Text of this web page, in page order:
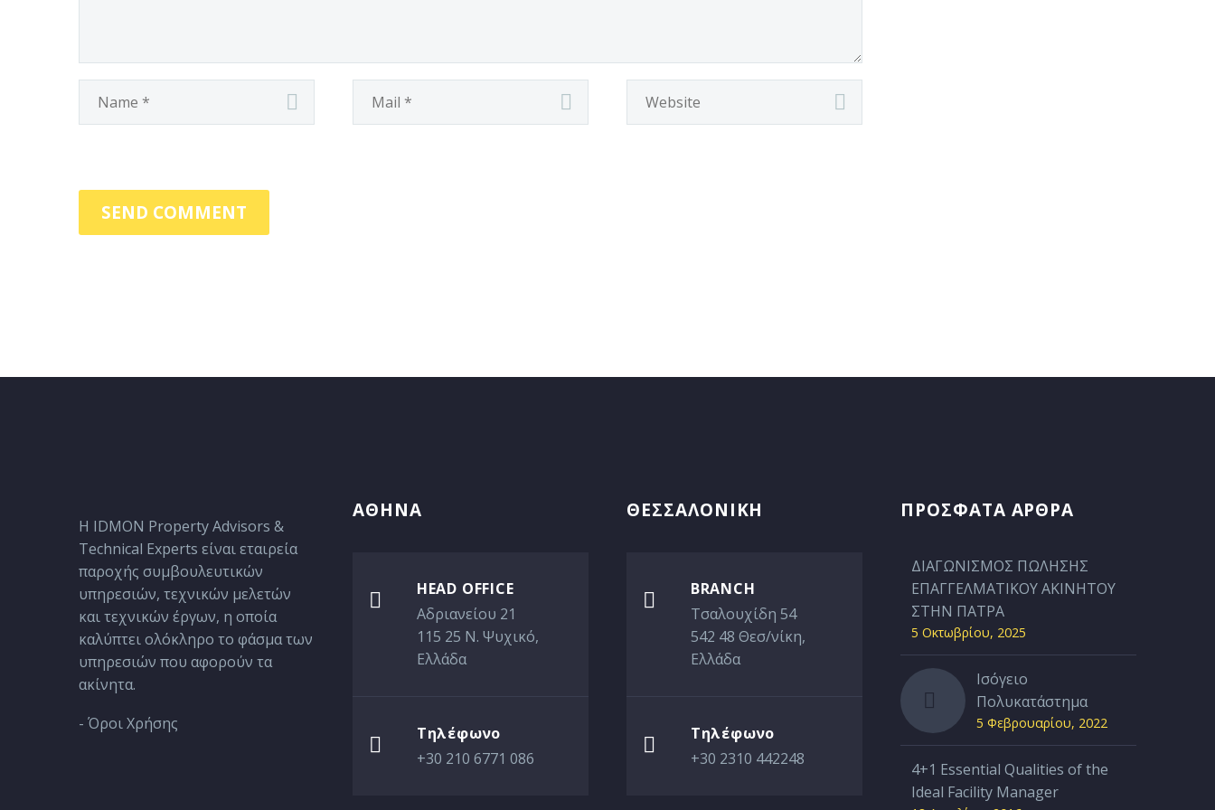
SEND COMMENT
Η IDMON Property Advisors &
Technical Experts είναι εταιρεία
παροχής συμβουλευτικών
υπηρεσιών, τεχνικών μελετών
και τεχνικών έργων, η οποία
καλύπτει ολόκληρο το φάσμα των
υπηρεσιών που αφορούν τα
ακίνητα.
- Όροι Χρήσης
ΑΘΗΝΑ

HEAD OFFICE
Αδριανείου 21
115 25 Ν. Ψυχικό,
Ελλάδα

Τηλέφωνο
+30 210 6771 086
ΘΕΣΣΑΛΟΝΙΚΗ

BRANCH
Τσαλουχίδη 54
542 48 Θεσ/νίκη,
Ελλάδα

Τηλέφωνο
+30 2310 442248
ΠΡΟΣΦΑΤΑ ΑΡΘΡΑ
ΔΙΑΓΩΝΙΣΜΟΣ ΠΩΛΗΣΗΣ
ΕΠΑΓΓΕΛΜΑΤΙΚΟΥ ΑΚΙΝΗΤΟΥ
ΣΤΗΝ ΠΑΤΡΑ
5 Οκτωβρίου, 2025
Ισόγειο
Πολυκατάστημα
5 Φεβρουαρίου, 2022
4+1 Εssential Qualities of the
Ideal Facility Manager